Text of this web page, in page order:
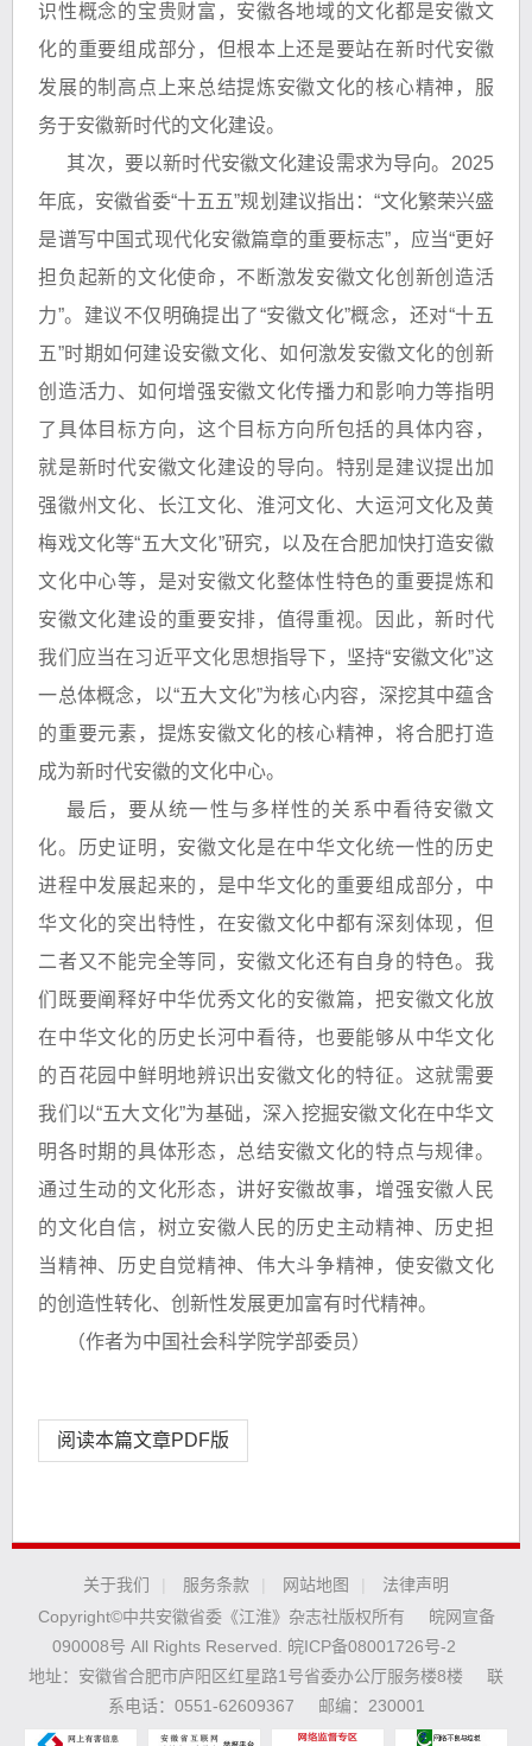
识性概念的宝贵财富，安徽各地域的文化都是安徽文
化的重要组成部分，但根本上还是要站在新时代安徽
发展的制高点上来总结提炼安徽文化的核心精神，服
务于安徽新时代的文化建设。
其次，要以新时代安徽文化建设需求为导向。2025
年底，安徽省委“十五五”规划建议指出：“文化繁荣兴盛
是谱写中国式现代化安徽篇章的重要标志”，应当“更好
担负起新的文化使命，不断激发安徽文化创新创造活
力”。建议不仅明确提出了“安徽文化”概念，还对“十五
五”时期如何建设安徽文化、如何激发安徽文化的创新
创造活力、如何增强安徽文化传播力和影响力等指明
了具体目标方向，这个目标方向所包括的具体内容，
就是新时代安徽文化建设的导向。特别是建议提出加
强徽州文化、长江文化、淮河文化、大运河文化及黄
梅戏文化等“五大文化”研究，以及在合肥加快打造安徽
文化中心等，是对安徽文化整体性特色的重要提炼和
安徽文化建设的重要安排，值得重视。因此，新时代
我们应当在习近平文化思想指导下，坚持“安徽文化”这
一总体概念，以“五大文化”为核心内容，深挖其中蕴含
的重要元素，提炼安徽文化的核心精神，将合肥打造
成为新时代安徽的文化中心。
最后，要从统一性与多样性的关系中看待安徽文
化。历史证明，安徽文化是在中华文化统一性的历史
进程中发展起来的，是中华文化的重要组成部分，中
华文化的突出特性，在安徽文化中都有深刻体现，但
二者又不能完全等同，安徽文化还有自身的特色。我
们既要阐释好中华优秀文化的安徽篇，把安徽文化放
在中华文化的历史长河中看待，也要能够从中华文化
的百花园中鲜明地辨识出安徽文化的特征。这就需要
我们以“五大文化”为基础，深入挖掘安徽文化在中华文
明各时期的具体形态，总结安徽文化的特点与规律。
通过生动的文化形态，讲好安徽故事，增强安徽人民
的文化自信，树立安徽人民的历史主动精神、历史担
当精神、历史自觉精神、伟大斗争精神，使安徽文化
的创造性转化、创新性发展更加富有时代精神。
（作者为中国社会科学院学部委员）
阅读本篇文章PDF版
关于我们 服务条款 网站地图
法律声明
Copyright©中共安徽省委《江淮》杂志社版权所有
皖网宣备
090008号 All Rights Reserved.
皖ICP备08001726号-2
地址：安徽省合肥市庐阳区红星路1号省委办公厅服务楼8楼
联
系电话：0551-62609367
邮编：230001